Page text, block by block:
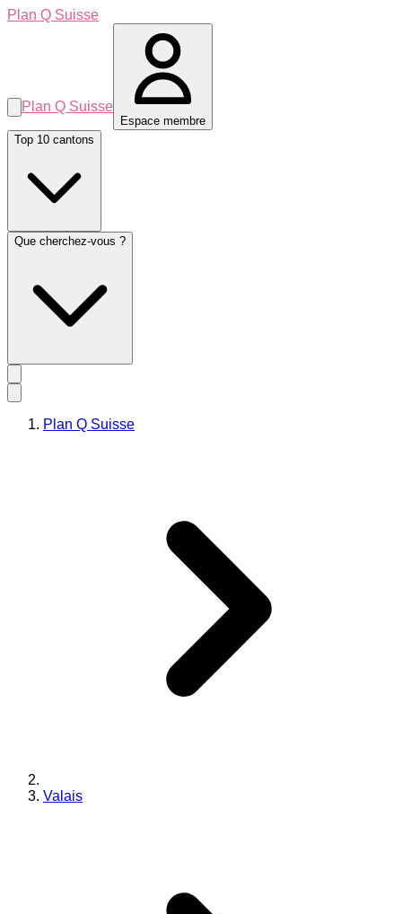
Plan Q Suisse
Plan Q Suisse
Espace membre
Top 10 cantons
Que cherchez-vous ?
Plan Q Suisse
Valais